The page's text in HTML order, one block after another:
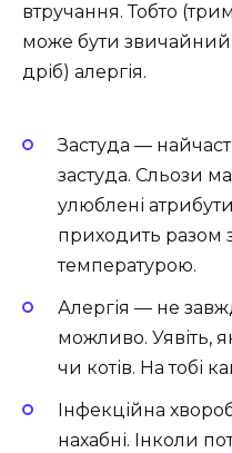
втручання. Тобто
може бути звичайний
дріб) алергія.
Застуда —
застуда. Сльози
улюблені
приходить разом
температурою.
Алергія — не
можливо. Уявіть,
чи котів. На тобі
Інфекційна
нахабні. Інколи